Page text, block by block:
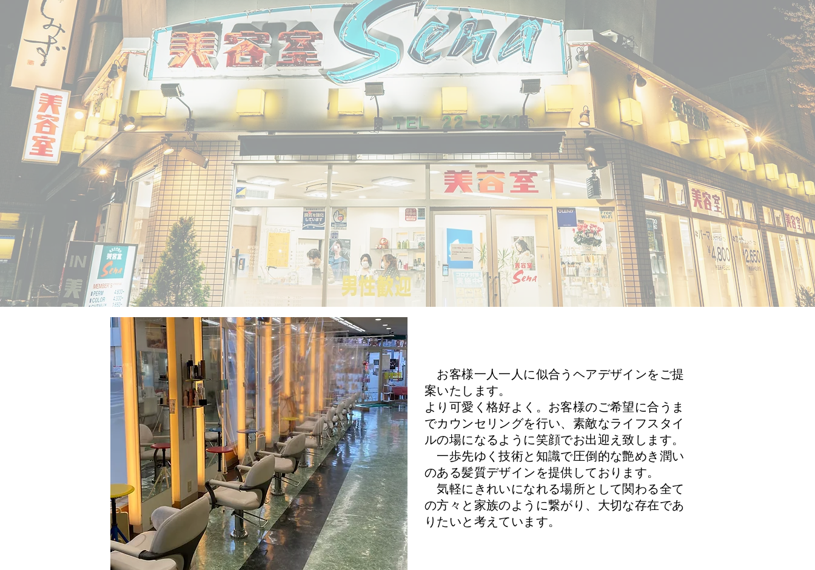
お客様一人一人に似合うヘアデザインをご提
案いたします。
より可愛く格好よく。お客様のご希望に合うま
でカウンセリングを行い、素敵なライフスタイ
ルの場になるように笑顔でお出迎え致します。
一歩先ゆく技術と知識で圧倒的な艶めき潤い
のある髪質デザインを提供しております。
気軽にきれいになれる場所として関わる全て
の方々と家族のように繋がり、大切な存在であ
りたいと考えています。